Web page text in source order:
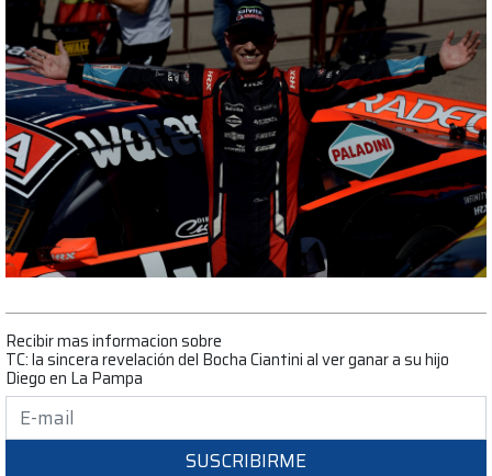
Recibir mas informacion sobre
TC: la sincera revelación del Bocha Ciantini al ver ganar a su hijo
Diego en La Pampa
SUSCRIBIRME